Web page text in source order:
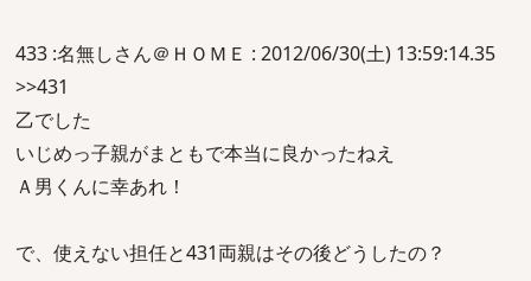
433 :名無しさん＠ＨＯＭＥ : 2012/06/30(土) 13:59:14.35
>>431
乙でした
いじめっ子親がまともで本当に良かったねえ
Ａ男くんに幸あれ！
で、使えない担任と431両親はその後どうしたの？